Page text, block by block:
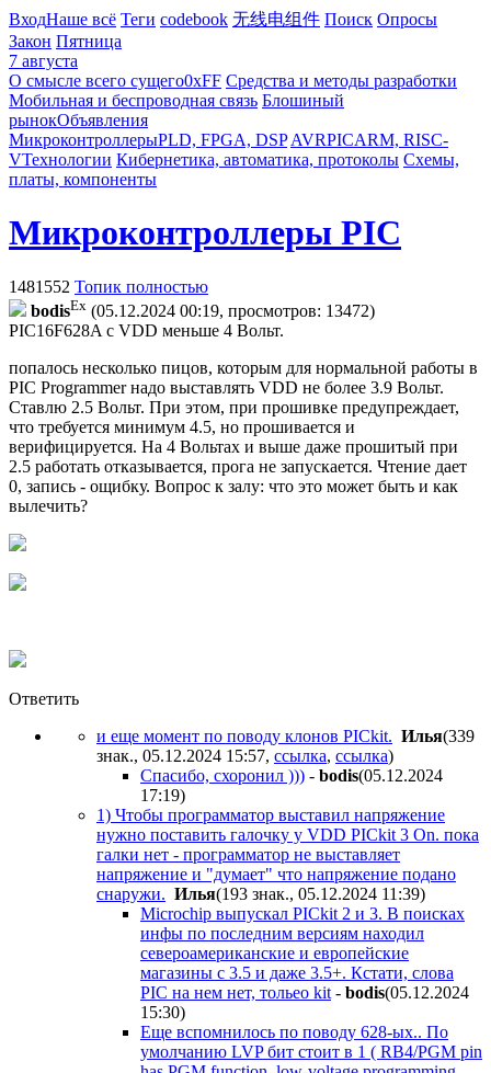
ВходНаше всё Теги codebook 无线电组件 Поиск Опросы
Закон Пятница
7 августа
О смысле всего сущего0xFF Средства и методы разработки
Мобильная и беспроводная связь Блошиный
рынокОбъявления
МикроконтроллерыPLD, FPGA, DSP AVRPICARM, RISC-
VТехнологии Кибернетика, автоматика, протоколы Схемы,
платы, компоненты
Микроконтроллеры PIC
1481552 Топик полностью
bodisEx (05.12.2024 00:19, просмотров: 13472)
PIC16F628A с VDD меньше 4 Вольт.
попалось несколько пицов, которым для нормальной работы в
PIC Programmer надо выставлять VDD не более 3.9 Вольт.
Ставлю 2.5 Вольт. При этом, при прошивке предупреждает,
что требуется минимум 4.5, но прошивается и
верифицируется. На 4 Вольтах и выше даже прошитый при
2.5 работать отказывается, прога не запускается. Чтение дает
0, запись - ощибку. Вопрос к залу: что это может быть и как
вылечить?
Ответить
и еще момент по поводу клонов PICkit. Илья(339
знак., 05.12.2024 15:57, ссылка, ссылка)
Спасибо, схоронил ))) - bodis(05.12.2024
17:19)
1) Чтобы программатор выставил напряжение
нужно поставить галочку у VDD PICkit 3 On. пока
галки нет - программатор не выставляет
напряжение и "думает" что напряжение подано
снаружи. Илья(193 знак., 05.12.2024 11:39)
Microchip выпускал PICkit 2 и 3. В поисках
инфы по последним версиям находил
североамериканские и европейские
магазины с 3.5 и даже 3.5+. Кстати, слова
PIC на нем нет, тольео kit - bodis(05.12.2024
15:30)
Еще вспомнилось по поводу 628-ых.. По
умолчанию LVP бит стоит в 1 ( RB4/PGM pin